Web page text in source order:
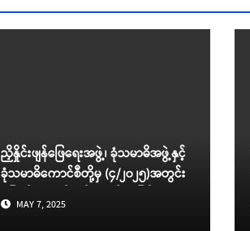
ညှိနှိုင်းဖျန်ဖြေရေးအဖွဲ့၊ ခုံသမာဓိအဖွဲ့နှင့်
ခုံသမာဓိကောင်စီတို့မှ (၄/၂၀၂၅)အတွင်း
ဖြေရှင်းဆောင်ရွက်ခဲ့သည့် အငြင်းပွားမှု
အခြေပြဇယား
MAY 7, 2025